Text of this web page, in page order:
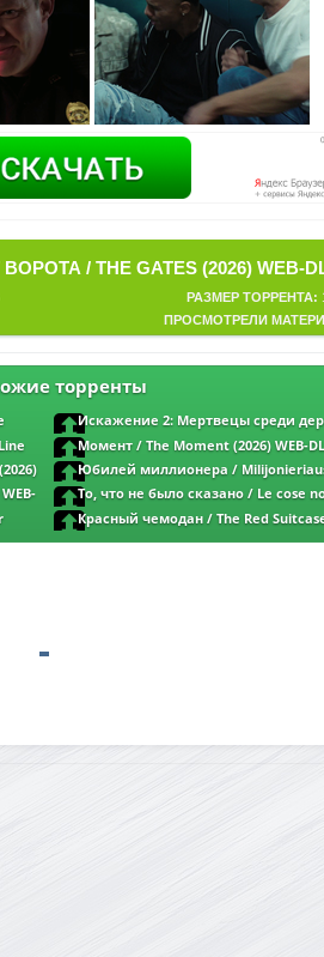
РАЗМЕР ТОРРЕНТА:
ПРОСМОТРЕЛИ
торренты
Искажение 2: Мертвецы среди
2: The Dead Among the Trees (2026)
Момент / The Moment (2026) WEB-DL
| D
Юбилей миллионера /
Millionaire's Anniversary (2026) WEB-DL
ELEKTRI4KA | P1
То, что не было сказано / Le cose
WEB-DL 1080p | L
Красный чемодан / The Red Suitcase
1080p | L1